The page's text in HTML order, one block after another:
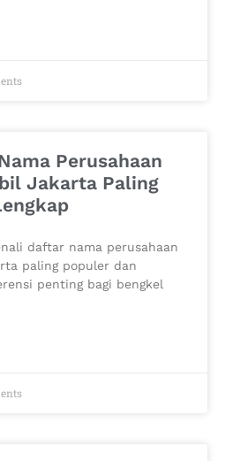
Perusahaan
Jakarta Paling
daftar nama perusahaan
paling populer dan
penting bagi bengkel